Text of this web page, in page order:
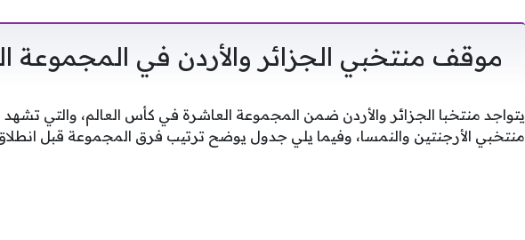
موقف منتخبي الجزائر والأردن في المجموعة
يتواجد منتخبا الجزائر والأردن ضمن المجموعة العاشرة في كأس العالم، والتي
منتخبي الأرجنتين والنمسا، وفيما يلي جدول يوضح ترتيب فرق المجموعة قبل انطلاق